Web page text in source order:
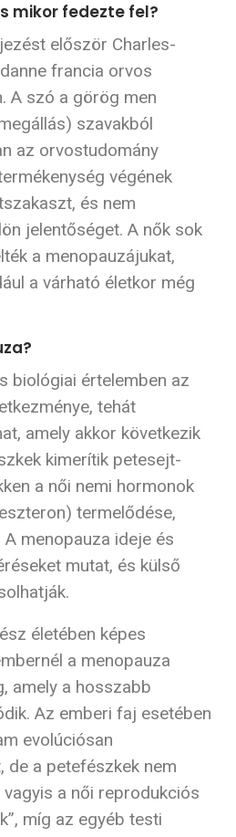
mikor fedezte fel?
először Charles-
francia orvos
A szó a görög men
szavakból
az orvostudomány
végének
és nem
jelentőséget. A nők sok
a menopauzájukat,
a várható életkor még
biológiai értelemben az
tehát
amely akkor következik
kimerítik petesejt-
a női nemi hormonok
termelődése,
menopauza ideje és
mutat, és külső
életében képes
a menopauza
amely a hosszabb
Az emberi faj esetében
evolúciósan
a petefészkek nem
a női reprodukciós
míg az egyéb testi